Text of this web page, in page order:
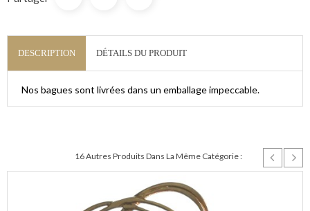
DESCRIPTION DÉTAILS DU PRODUIT
Nos bagues sont livrées dans un emballage impeccable.
16 Autres Produits Dans La Même Catégorie :